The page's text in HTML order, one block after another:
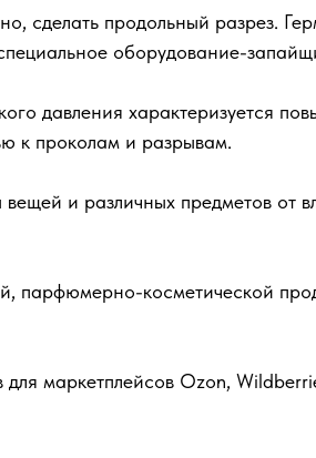
сделать продольный разрез.
оборудование-
давления характеризуется
к проколам и разрывам.
и различных предметов от
парфюмерно-косметической
маркетплейсов Ozon,